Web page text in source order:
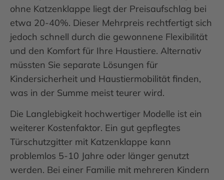
ohne Katzenklappe liegt der Preisaufschlag bei
etwa 20-40%. Dieser Mehrpreis rechtfertigt sich
jedoch schnell durch die gewonnene Flexibilität
und den Komfort für Ihre Haustiere. Alternativ
müssten Sie separate Lösungen für
Kindersicherheit und Haustiermobilität finden,
was in der Summe meist teurer wird.
Die Langlebigkeit hochwertiger Modelle ist ein
weiterer Kostenfaktor. Ein gut gepflegtes
Türschutzgitter mit Katzenklappe kann
problemlos 5-10 Jahre oder länger genutzt
werden. Bei einer Familie mit mehreren Kindern